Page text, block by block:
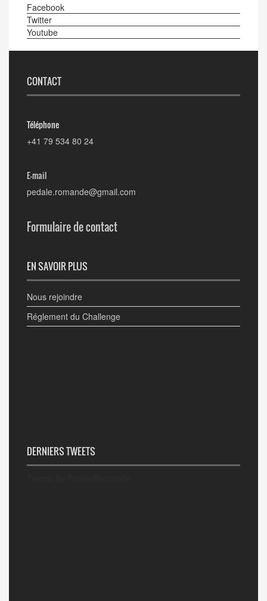
Facebook
Twitter
Youtube
CONTACT
Téléphone
+41 79 534 80 24
E-mail
pedale.romande@gmail.com
Formulaire de contact
EN SAVOIR PLUS
Nous rejoindre
Réglement du Challenge
DERNIERS TWEETS